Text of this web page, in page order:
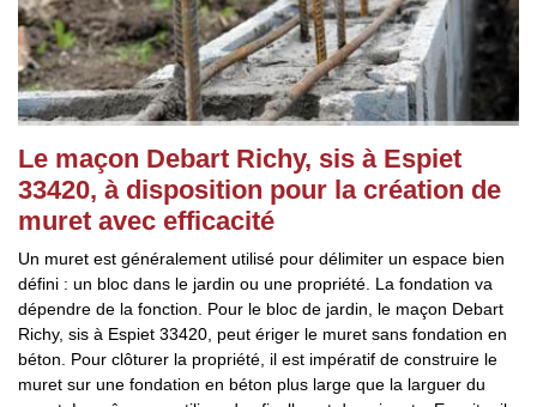
Le maçon Debart Richy, sis à Espiet
33420, à disposition pour la création de
muret avec efficacité
Un muret est généralement utilisé pour délimiter un espace bien
défini : un bloc dans le jardin ou une propriété. La fondation va
dépendre de la fonction. Pour le bloc de jardin, le maçon Debart
Richy, sis à Espiet 33420, peut ériger le muret sans fondation en
béton. Pour clôturer la propriété, il est impératif de construire le
muret sur une fondation en béton plus large que la larguer du